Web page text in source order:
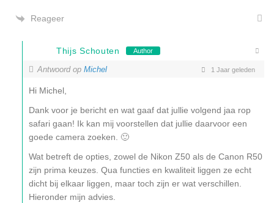
Reageer
Thijs Schouten Author
Antwoord op Michel 1 Jaar geleden
Hi Michel,
Dank voor je bericht en wat gaaf dat jullie volgend jaa rop
safari gaan! Ik kan mij voorstellen dat jullie daarvoor een
goede camera zoeken. 🙂
Wat betreft de opties, zowel de Nikon Z50 als de Canon R50
zijn prima keuzes. Qua functies en kwaliteit liggen ze echt
dicht bij elkaar liggen, maar toch zijn er wat verschillen.
Hieronder mijn advies.